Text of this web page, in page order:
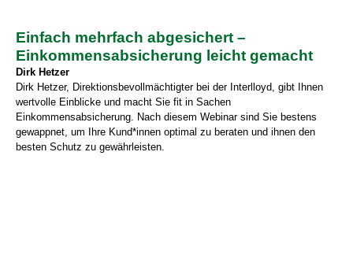
Einfach mehrfach abgesichert –
Einkommensabsicherung leicht gemacht
Dirk Hetzer
Dirk Hetzer, Direktionsbevollmächtigter bei der Interlloyd, gibt Ihnen
wertvolle Einblicke und macht Sie fit in Sachen
Einkommensabsicherung. Nach diesem Webinar sind Sie bestens
gewappnet, um Ihre Kund*innen optimal zu beraten und ihnen den
besten Schutz zu gewährleisten.